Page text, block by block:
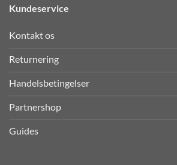
Kundeservice
Kontakt os
Returnering
Handelsbetingelser
Partnershop
Guides